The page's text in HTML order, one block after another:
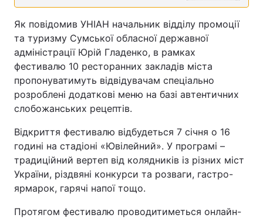
Як повідомив УНІАН начальник відділу промоції
та туризму Сумської обласної державної
адміністрації Юрій Гладенко, в рамках
фестивалю 10 ресторанних закладів міста
пропонуватимуть відвідувачам спеціально
розроблені додаткові меню на базі автентичних
слобожанських рецептів.
Відкриття фестивалю відбудеться 7 січня о 16
годині на стадіоні «Ювілейний». У програмі –
традиційний вертеп від колядників із різних міст
України, різдвяні конкурси та розваги, гастро-
ярмарок, гарячі напої тощо.
Протягом фестивалю проводитиметься онлайн-